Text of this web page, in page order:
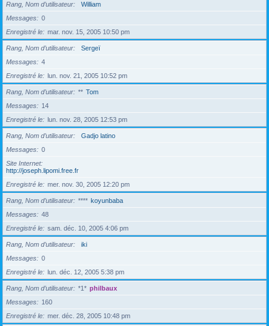
Rang, Nom d’utilisateur
William
Messages
0
Enregistré le
mar. nov. 15, 2005 10:50 pm
Rang, Nom d’utilisateur
Sergeï
Messages
4
Enregistré le
lun. nov. 21, 2005 10:52 pm
Rang, Nom d’utilisateur ** Tom
Messages
14
Enregistré le
lun. nov. 28, 2005 12:53 pm
Rang, Nom d’utilisateur
Gadjo latino
Messages
0
Site Internet
http://joseph.lipomi.free.fr
Enregistré le
mer. nov. 30, 2005 12:20 pm
Rang, Nom d’utilisateur **** koyunbaba
Messages
48
Enregistré le
sam. déc. 10, 2005 4:06 pm
Rang, Nom d’utilisateur
iki
Messages
0
Enregistré le
lun. déc. 12, 2005 5:38 pm
Rang, Nom d’utilisateur *1* philbaux
Messages
160
Enregistré le
mer. déc. 28, 2005 10:48 pm